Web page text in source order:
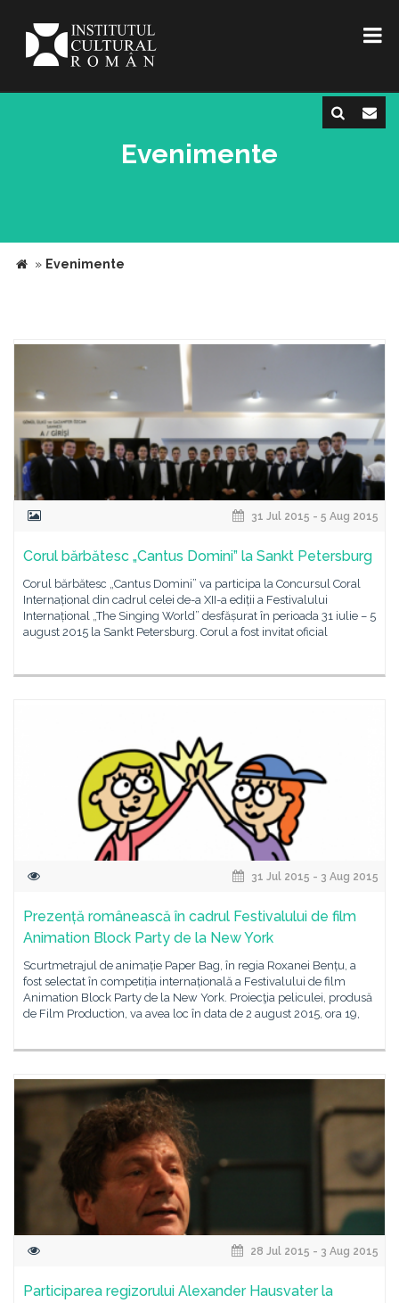
Evenimente
» Evenimente
31 Jul 2015 - 5 Aug 2015
Corul bărbătesc „Cantus Domini” la Sankt Petersburg
Corul bărbătesc „Cantus Domini” va participa la Concursul Coral
Internațional din cadrul celei de-a XII-a ediții a Festivalului
Internațional „The Singing World” desfășurat în perioada 31 iulie – 5
august 2015 la Sankt Petersburg. Corul a fost invitat oficial
31 Jul 2015 - 3 Aug 2015
Prezență românească în cadrul Festivalului de film
Animation Block Party de la New York
Scurtmetrajul de animație Paper Bag, în regia Roxanei Bențu, a
fost selectat în competiția internațională a Festivalului de film
Animation Block Party de la New York. Proiecţia peliculei, produsă
de Film Production, va avea loc în data de 2 august 2015, ora 19,
28 Jul 2015 - 3 Aug 2015
Participarea regizorului Alexander Hausvater la